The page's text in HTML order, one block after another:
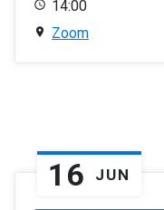
14:00
Zoom
16 JUN